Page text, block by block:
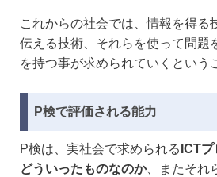
これからの社会では、情報を得る
伝える技術、それらを使って問題
を持つ事が求められていくという
P検で評価される能力
P検は、実社会で求められる ICT
どういったものなのか、またそれ